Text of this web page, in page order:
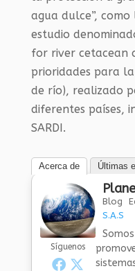
agua dulce”,
estudio
for river cetacean
prioridades para
de río), realizado
diferentes países,
SARDI.
Acerca de Últimas
Síguenos
Blog
S.A.S